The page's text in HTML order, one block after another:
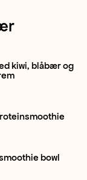
Bakverk
kiwi, blåbær og
plantebasert
Bringebær
bowl
bowl